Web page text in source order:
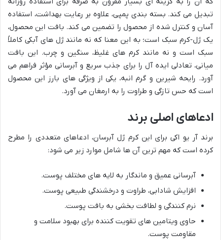
تبدیل می کند. بسته بندی پمپی، علاوه بر رعایت بهداشت، استفاده
آسان و کنترل شده از محصول را تضمین می کند. بافت این محصول،
یک ژل-کرم سبک است؛ به این معنا که نه مانند ژل های آبکی کاملاً
سبک است و نه مانند کرم های غلیظ، سنگین و چرب. این بافت
میانی، تعادلی ایده آل را برای جذب سریع و آبرسانی مؤثر فراهم می
آورد. رایحه شیرین و گرم انبه، یکی از ویژگی های بارز این محصول
است که حس تازگی و طراوت را به ارمغان می آورد.
ادعاهای اصلی برند
برند آر یو اکی برای این کرم ژل آبرسان، ادعاهای متعددی را مطرح
کرده است که مهم ترین آن ها شامل موارد زیر می شود:
آبرسانی عمیق و ماندگار به لایه های مختلف پوست.
افزایش شادابی، طراوت و درخشندگی طبیعی پوست.
نرم کنندگی و لطافت بخشی به بافت پوست.
حاوی ویتامین های تقویت کننده برای بهبود سلامت و
مقاومت پوست.